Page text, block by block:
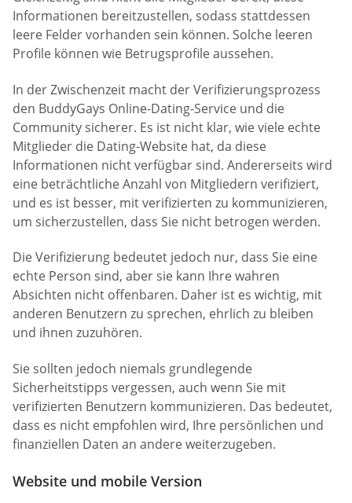
Informationen bereitzustellen, sodass stattdessen
leere Felder vorhanden sein können. Solche leeren
Profile können wie Betrugsprofile aussehen.
In der Zwischenzeit macht der Verifizierungsprozess
den BuddyGays Online-Dating-Service und die
Community sicherer. Es ist nicht klar, wie viele echte
Mitglieder die Dating-Website hat, da diese
Informationen nicht verfügbar sind. Andererseits wird
eine beträchtliche Anzahl von Mitgliedern verifiziert,
und es ist besser, mit verifizierten zu kommunizieren,
um sicherzustellen, dass Sie nicht betrogen werden.
Die Verifizierung bedeutet jedoch nur, dass Sie eine
echte Person sind, aber sie kann Ihre wahren
Absichten nicht offenbaren. Daher ist es wichtig, mit
anderen Benutzern zu sprechen, ehrlich zu bleiben
und ihnen zuzuhören.
Sie sollten jedoch niemals grundlegende
Sicherheitstipps vergessen, auch wenn Sie mit
verifizierten Benutzern kommunizieren. Das bedeutet,
dass es nicht empfohlen wird, Ihre persönlichen und
finanziellen Daten an andere weiterzugeben.
Website und mobile Version